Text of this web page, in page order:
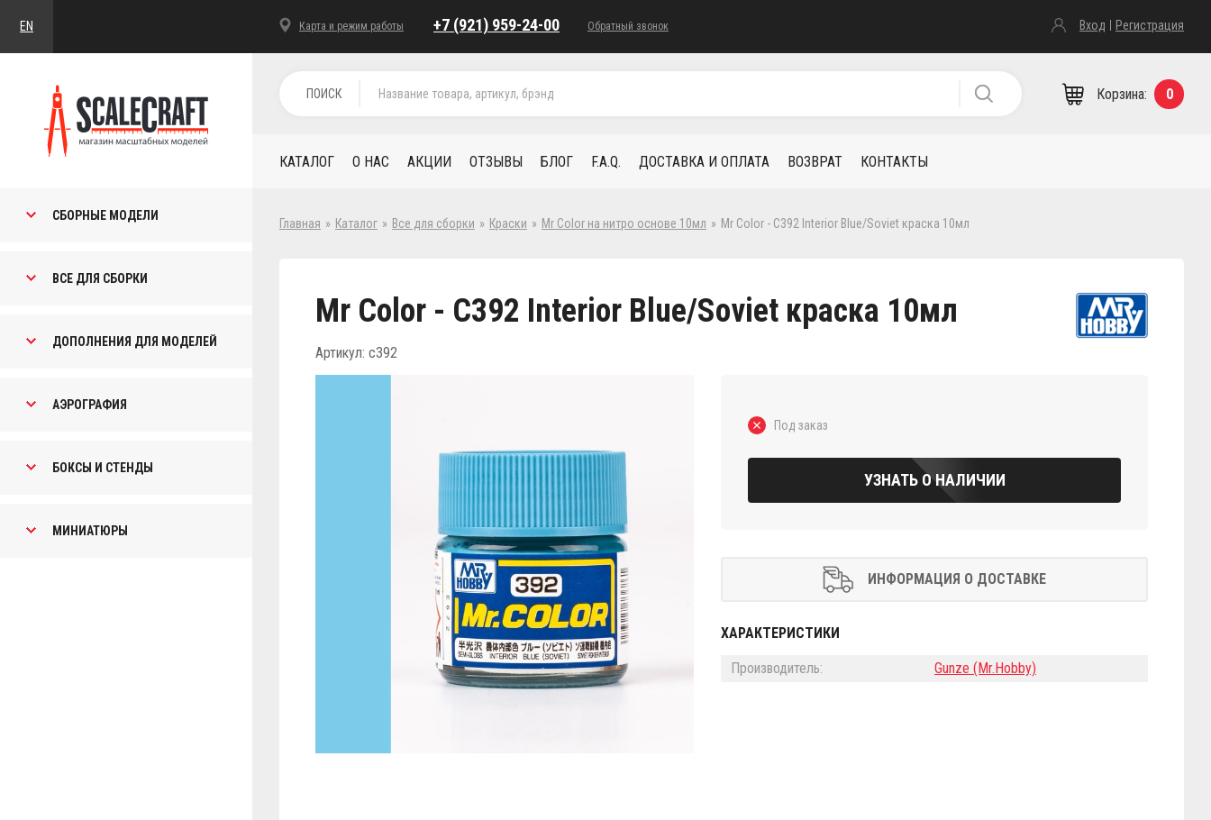
EN Карта и режим работы +7 (921) 959-24-00 Обратный звонок Вход Регистрация
СБОРНЫЕ МОДЕЛИ
ВСЕ ДЛЯ СБОРКИ
ДОПОЛНЕНИЯ ДЛЯ МОДЕЛЕЙ
АЭРОГРАФИЯ
БОКСЫ И СТЕНДЫ
МИНИАТЮРЫ
ПОИСК 0
Корзина:
КАТАЛОГ О НАС АКЦИИ ОТЗЫВЫ БЛОГ F.A.Q. ДОСТАВКА И ОПЛАТА ВОЗВРАТ КОНТАКТЫ
Главная » Каталог » Все для сборки » Краски » Mr Color на нитро основе 10мл » Mr Color - C392 Interior Blue/Soviet краска 10мл
Mr Color - C392 Interior Blue/Soviet краска 10мл
Артикул: c392
Под заказ
УЗНАТЬ О НАЛИЧИИ
ИНФОРМАЦИЯ О ДОСТАВКЕ
ХАРАКТЕРИСТИКИ
Производитель: Gunze (Mr.Hobby)